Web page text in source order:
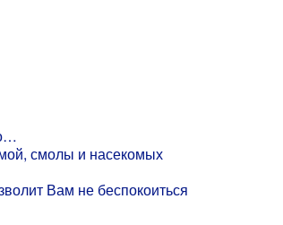
смолы и насекомых
Вам не беспокоиться